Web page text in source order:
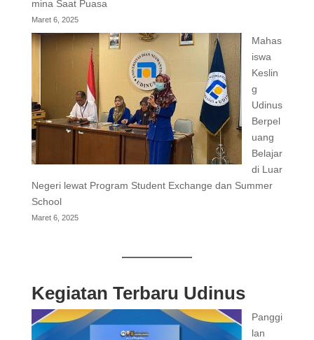
mina Saat Puasa
Maret 6, 2025
Mahas
iswa
Keslin
g
Udinus
Berpel
uang
Belajar
di Luar
Negeri lewat Program Student Exchange dan Summer
School
Maret 6, 2025
Kegiatan Terbaru Udinus
Panggi
lan